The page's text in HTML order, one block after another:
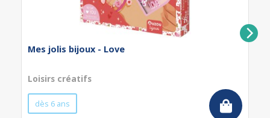
Mes jolis bijoux - Love
Loisirs créatifs
dès 6 ans